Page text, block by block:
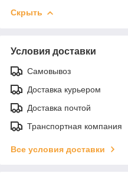
Скрыть
Условия доставки
Самовывоз
Доставка курьером
Доставка почтой
Транспортная компания
Все условия доставки